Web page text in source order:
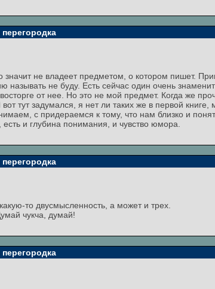
значит не владеет предметом, о котором пишет.
называть не буду. Есть сейчас один очень
от нее. Но это не мой предмет. Когда же
тут задумался, я нет ли таких же в первой
с придераемся к тому, что нам близко и
и глубина понимания, и чувство юмора.
то двусмысленность, а может и трех.
чукча, думай!